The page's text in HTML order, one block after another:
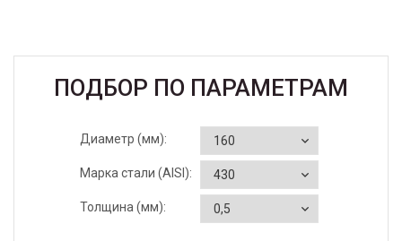
ПОДБОР ПО ПАРАМЕТРАМ
Диаметр (мм):
Марка стали (AISI):
Толщина (мм):